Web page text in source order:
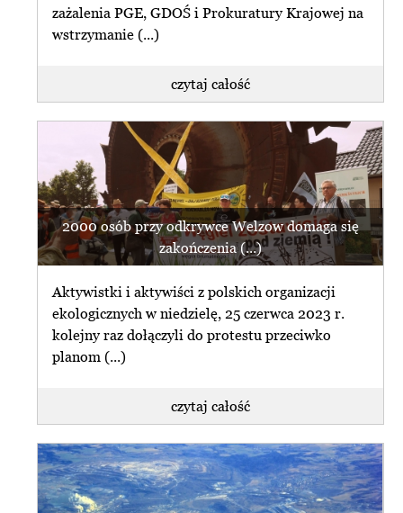
zażalenia PGE, GDOŚ i Prokuratury Krajowej na
wstrzymanie (...)
czytaj całość
2000 osób przy odkrywce Welzow domaga się
zakończenia (...)
Aktywistki i aktywiści z polskich organizacji
ekologicznych w niedzielę, 25 czerwca 2023 r.
kolejny raz dołączyli do protestu przeciwko
planom (...)
czytaj całość